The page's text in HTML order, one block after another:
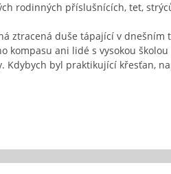
rodinných příslušnících, tet,
ztracená duše tápající v
kompasu ani lidé s vysokou
Kdybych byl praktikující křesťan,